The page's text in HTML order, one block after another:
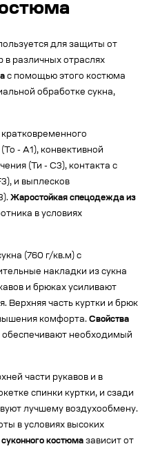
для защиты от
в различных отраслях
с помощью этого костюма
обработке сукна,
- А1), конвективной
(Ти - С3), контакта с
и выплесков
Жаростойкая спецодежда из
в условиях
(760 г/кв.м) с
накладки из сукна
и брюках усиливают
Верхняя часть куртки и брюк
комфорта. Свойства
необходимый
части рукавов и в
спинки куртки, и сзади
лучшему воздухообмену.
в условиях высоких
костюма зависит от